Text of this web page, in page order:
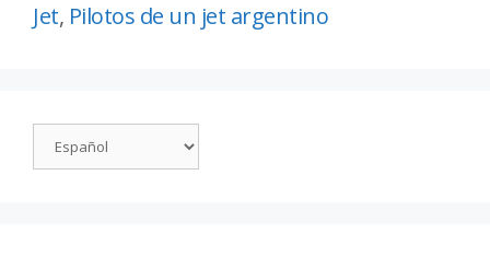
Jet, Pilotos de un jet argentino